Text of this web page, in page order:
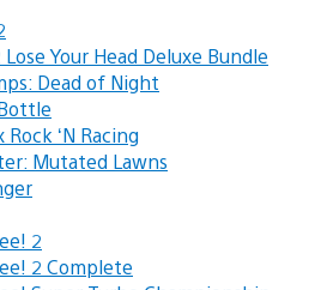
Lose Your Head Deluxe Bundle
Dead of Night
‘N Racing
Mutated Lawns
2
2 Complete